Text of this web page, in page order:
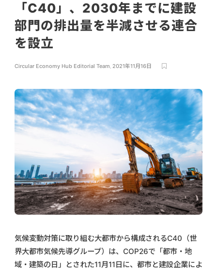
「C40」、2030年までに建設
部門の排出量を半減させる連合
を設立
Circular Economy Hub Editorial Team, 2021年11月16日
気候変動対策に取り組む大都市から構成されるC40（世
界大都市気候先導グループ）は、COP26で「都市・地
域・建築の日」とされた11月11日に、都市と建設企業によ